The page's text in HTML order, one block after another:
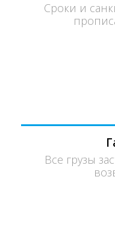
Сроки и
Все грузы